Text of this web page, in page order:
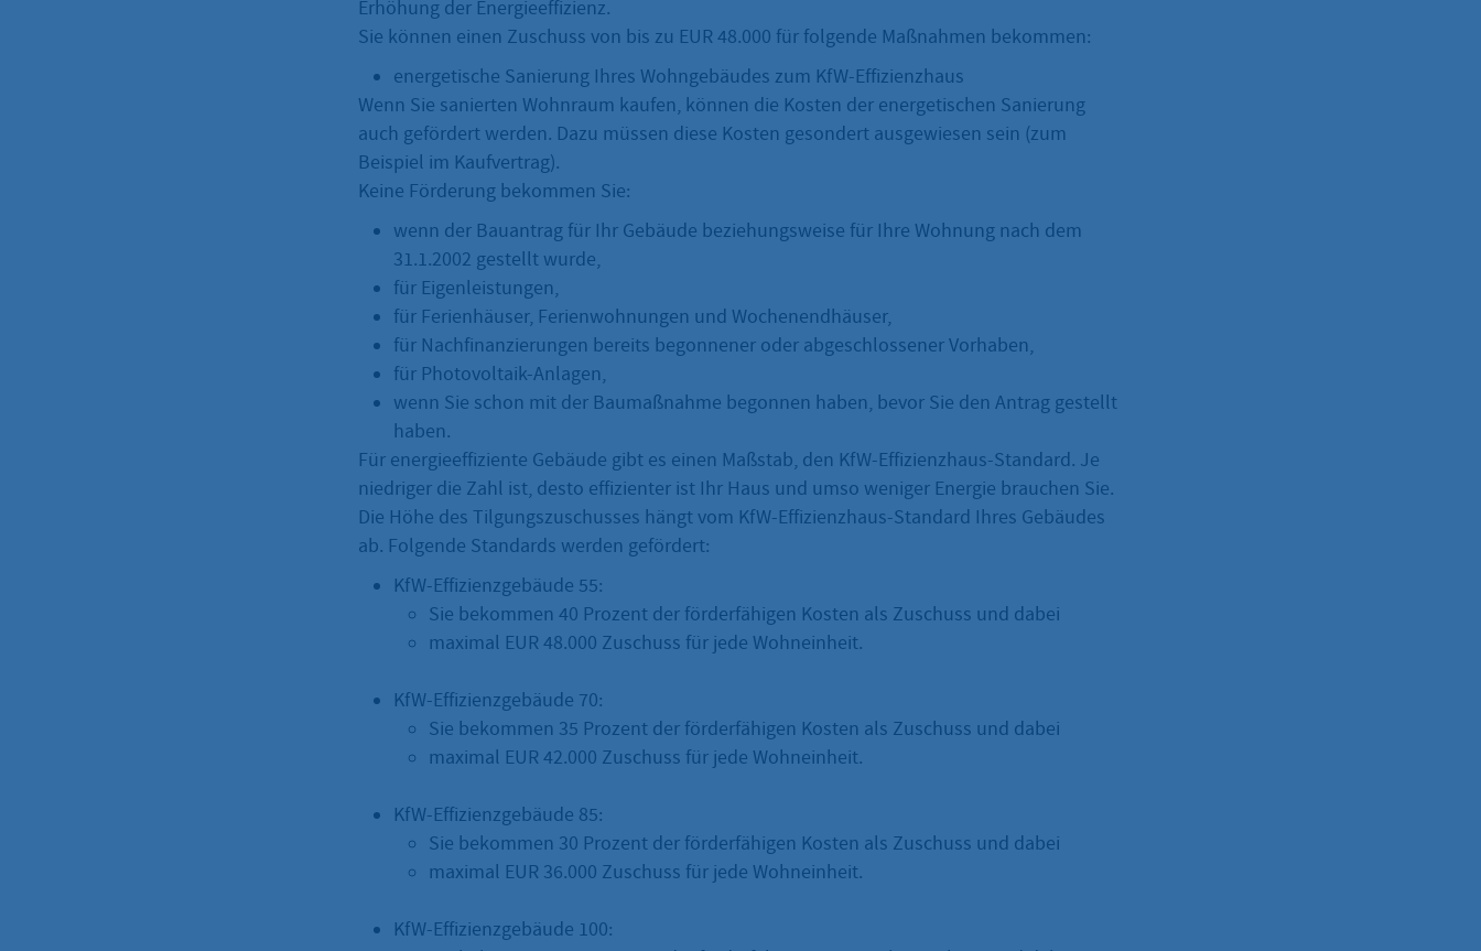
Erhöhung der Energieeffizienz.
Sie können einen Zuschuss von bis zu EUR 48.000 für folgende Maßnahmen bekommen:
energetische Sanierung Ihres Wohngebäudes zum KfW-Effizienzhaus
Wenn Sie sanierten Wohnraum kaufen, können die Kosten der energetischen Sanierung
auch gefördert werden. Dazu müssen diese Kosten gesondert ausgewiesen sein (zum
Beispiel im Kaufvertrag).
Keine Förderung bekommen Sie:
wenn der Bauantrag für Ihr Gebäude beziehungsweise für Ihre Wohnung nach dem
31.1.2002 gestellt wurde,
für Eigenleistungen,
für Ferienhäuser, Ferienwohnungen und Wochenendhäuser,
für Nachfinanzierungen bereits begonnener oder abgeschlossener Vorhaben,
für Photovoltaik-Anlagen,
wenn Sie schon mit der Baumaßnahme begonnen haben, bevor Sie den Antrag gestellt
haben.
Für energieeffiziente Gebäude gibt es einen Maßstab, den KfW-Effizienzhaus-Standard. Je
niedriger die Zahl ist, desto effizienter ist Ihr Haus und umso weniger Energie brauchen Sie.
Die Höhe des Tilgungszuschusses hängt vom KfW-Effizienzhaus-Standard Ihres Gebäudes
ab. Folgende Standards werden gefördert:
KfW-Effizienzgebäude 55:
Sie bekommen 40 Prozent der förderfähigen Kosten als Zuschuss und dabei
maximal EUR 48.000 Zuschuss für jede Wohneinheit.
KfW-Effizienzgebäude 70:
Sie bekommen 35 Prozent der förderfähigen Kosten als Zuschuss und dabei
maximal EUR 42.000 Zuschuss für jede Wohneinheit.
KfW-Effizienzgebäude 85:
Sie bekommen 30 Prozent der förderfähigen Kosten als Zuschuss und dabei
maximal EUR 36.000 Zuschuss für jede Wohneinheit.
KfW-Effizienzgebäude 100: